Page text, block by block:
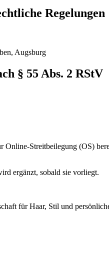
Regelungen
Augsburg
§ 55 Abs. 2 RStV
Online-Streitbeilegung (OS)
ergänzt, sobald sie vorliegt.
für Haar, Stil und